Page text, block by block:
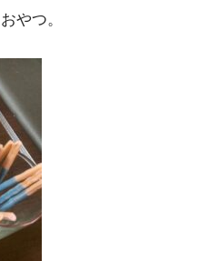
やつ。